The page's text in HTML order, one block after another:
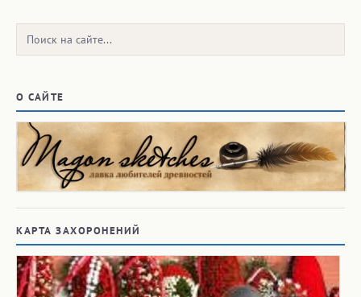
Поиск:
О САЙТЕ
КАРТА ЗАХОРОНЕНИЙ